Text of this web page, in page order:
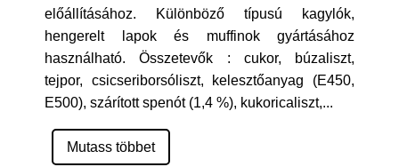
előállításához. Különböző típusú kagylók,
hengerelt lapok és muffinok gyártásához
használható. Összetevők : cukor, búzaliszt,
tejpor, csicseriborsóliszt, kelesztőanyag (E450,
E500), szárított spenót (1,4 %), kukoricaliszt,...
Mutass többet